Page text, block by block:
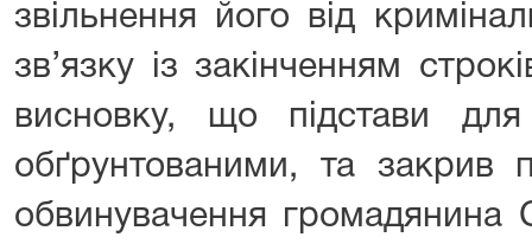
звільнення його від
зв’язку із закінченням
висновку, що підстави
обґрунтованими, та закрив
обвинувачення громадянина